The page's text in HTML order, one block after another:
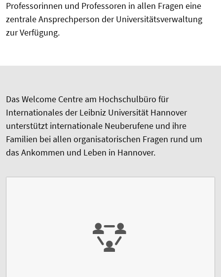
Professorinnen und Professoren in allen Fragen eine
zentrale Ansprechperson der Universitätsverwaltung
zur Verfügung.
Das Welcome Centre am Hochschulbüro für
Internationales der Leibniz Universität Hannover
unterstützt internationale Neuberufene und ihre
Familien bei allen organisatorischen Fragen rund um
das Ankommen und Leben in Hannover.